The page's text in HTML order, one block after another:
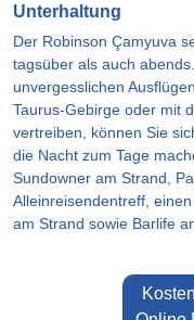
Unterhaltung
Der Robinson Çamyuva
tagsüber als auch
unvergesslichen
Taurus-Gebirge oder mit
vertreiben, können Sie
die Nacht zum Tage
Sundowner am Strand,
Alleinreisendentreff,
am Strand sowie Barlife